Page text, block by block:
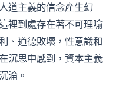
道主義的信念產生幻
裡到處存在著不可理喻
、道德敗壞，性意識和
沉思中感到，資本主義
淪。